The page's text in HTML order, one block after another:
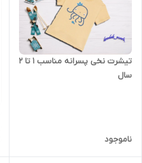
تیشرت نخی پسرانه مناسب 1 تا 2
سال
ناموجود